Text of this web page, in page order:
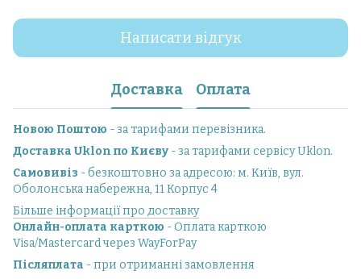
Написати відгук
Доставка Оплата
Новою Поштою - за тарифами перевізника.
Доставка Uklon по Києву - за тарифами сервісу Uklon.
Самовивіз - безкоштовно за адресою: м. Київ, вул.
Оболонська набережна, 11 Корпус 4
Більше інформації про доставку
Онлайн-оплата карткою - Оплата карткою
Visa/Mastercard через WayForPay
Післяплата - при отриманні замовлення